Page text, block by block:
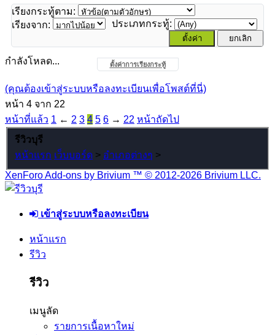
ตั้งค่าการเรียงกระทู้
เรียงกระทู้ตาม:
เรียงจาก:
ประเภทกระทู้:
กำลังโหลด...
(คุณต้องเข้าสู่ระบบหรือลงทะเบียนเพื่อโพสต์ที่นี่)
หน้า 4 จาก 22
หน้าที่แล้ว 1 ← 2 3 4 5 6 → 22 หน้าถัดไป
รีวิวบุรี
หน้าแรก เว็บบอร์ด > อำเภอต่างๆ >
XenForo Add-ons by Brivium ™ © 2012-2026 Brivium LLC.
เข้าสู่ระบบหรือลงทะเบียน
หน้าแรก
รีวิว
รีวิว
เมนูลัด
รายการเนื้อหาใหม่